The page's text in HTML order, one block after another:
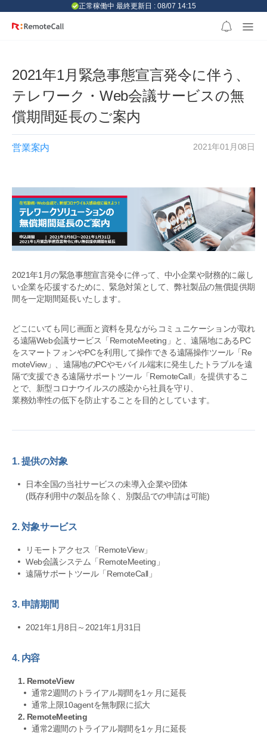
正常稼働中 最終更新日 : 08/07 14:15
2021年1月緊急事態宣言発令に伴う、
テレワーク・Web会議サービスの無
償期間延長のご案内
営業案内 2021年01月08日
2021年1月の緊急事態宣言発令に伴って、中小企業や財務的に厳し
い企業を応援するために、緊急対策として、弊社製品の無償提供期
間を一定期間延長いたします。
どこにいても同じ画面と資料を見ながらコミュニケーションが取れ
る遠隔Web会議サービス「RemoteMeeting」と、遠隔地にあるPC
をスマートフォンやPCを利用して操作できる遠隔操作ツール「Re
moteView」、遠隔地のPCやモバイル端末に発生したトラブルを遠
隔で支援できる遠隔サポートツール「RemoteCall」を提供するこ
とで、新型コロナウイルスの感染から社員を守り、
業務効率性の低下を防止することを目的としています。
1. 提供の対象
日本全国の当社サービスの未導入企業や団体
(既存利用中の製品を除く、別製品での申請は可能)
2. 対象サービス
リモートアクセス「RemoteView」
Web会議システム「RemoteMeeting」
遠隔サポートツール「RemoteCall」
3. 申請期間
2021年1月8日～2021年1月31日
4. 内容
1. RemoteView
通常2週間のトライアル期間を1ヶ月に延長
通常上限10agentを無制限に拡大
2. RemoteMeeting
通常2週間のトライアル期間を1ヶ月に延長